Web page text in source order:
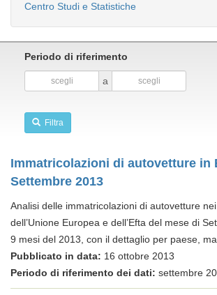
Centro Studi e Statistiche
Periodo di riferimento
a
Filtra
Immatricolazioni di autovetture in
Settembre 2013
Analisi delle immatricolazioni di autovetture
dell’Unione Europea e dell’Efta del mese di
9 mesi del 2013, con il dettaglio per paese,
Pubblicato in data: 16 ottobre 2013
Periodo di riferimento dei dati: settembre